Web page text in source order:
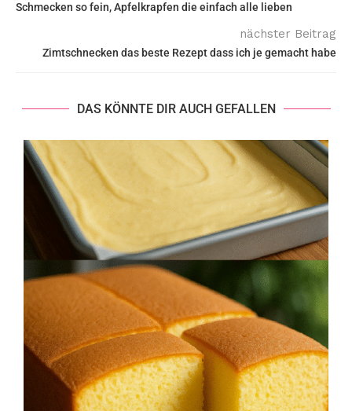
Schmecken so fein, Apfelkrapfen die einfach alle lieben
nächster Beitrag
Zimtschnecken das beste Rezept dass ich je gemacht habe
DAS KÖNNTE DIR AUCH GEFALLEN